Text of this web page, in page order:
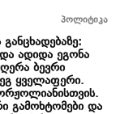
პოლიტიკა
ადიდა ეგონა
ბევრი
ყველაფერი.
გამოხტომები და